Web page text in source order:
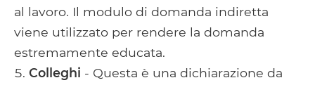
al lavoro. Il modulo di domanda indiretta
viene utilizzato per rendere la domanda
estremamente educata.
Colleghi - Questa è una dichiarazione da